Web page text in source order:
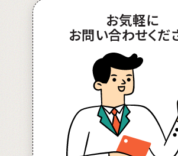
お気軽に
お問い合わせくだ